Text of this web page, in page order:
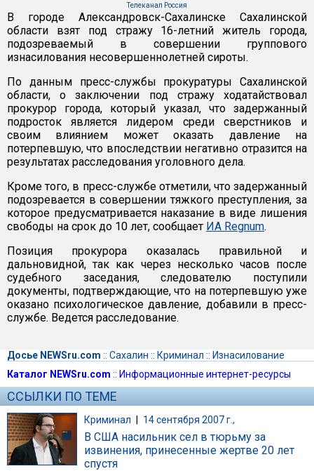
Телеканал Россия
В городе Александровск-Сахалинске Сахалинской
области взят под стражу 16-летний житель города,
подозреваемый в совершении группового
изнасилования несовершеннолетней сироты.
По данным пресс-службы прокуратуры Сахалинской
области, о заключении под стражу ходатайствовал
прокурор города, который указал, что задержанный
подросток является лидером среди сверстников и
своим влиянием может оказать давление на
потерпевшую, что впоследствии негативно отразится на
результатах расследования уголовного дела.
Кроме того, в пресс-службе отметили, что задержанный
подозревается в совершении тяжкого преступления, за
которое предусматривается наказание в виде лишения
свободы на срок до 10 лет, сообщает ИА Regnum.
Позиция прокурора оказалась правильной и
дальновидной, так как через несколько часов после
судебного заседания, следователю поступили
документы, подтверждающие, что на потерпевшую уже
оказано психологическое давление, добавили в пресс-
службе. Ведется расследование.
Досье NEWSru.com :: Сахалин :: Криминал :: Изнасилование
Каталог NEWSru.com :: Информационные интернет-ресурсы
ССЫЛКИ ПО ТЕМЕ
Криминал | 14 сентября 2007 г.,
В США насильник сел в тюрьму за
извинения, принесенные жертве 20 лет
спустя